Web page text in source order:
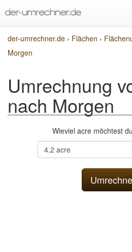
der-umrechner.de › Flächen ›
Morgen
Umrechnung
nach Morgen
Wieviel acre möchtest